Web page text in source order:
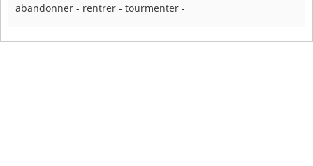
abandonner - rentrer - tourmenter -